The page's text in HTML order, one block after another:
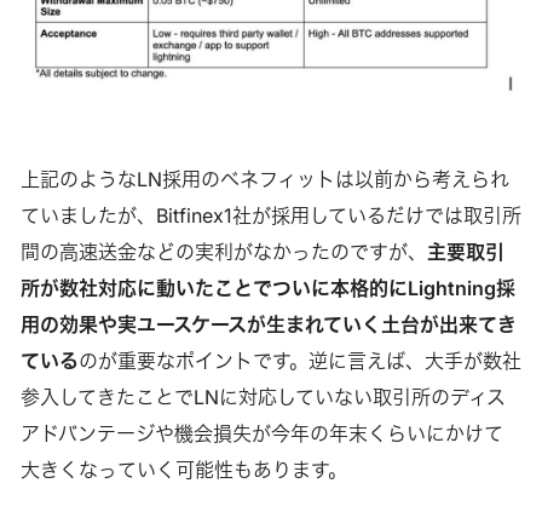
上記のようなLN採用のベネフィットは以前から考えられ
ていましたが、Bitfinex1社が採用しているだけでは取引所
間の高速送金などの実利がなかったのですが、 主要取引
所が数社対応に動いたことでついに本格的にLightning採
用の効果や実ユースケースが生まれていく土台が出来てき
ているのが重要なポイントです。逆に言えば、大手が数社
参入してきたことでLNに対応していない取引所のディス
アドバンテージや機会損失が今年の年末くらいにかけて
大きくなっていく可能性もあります。